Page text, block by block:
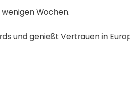
Wochen.
und genießt Vertrauen in